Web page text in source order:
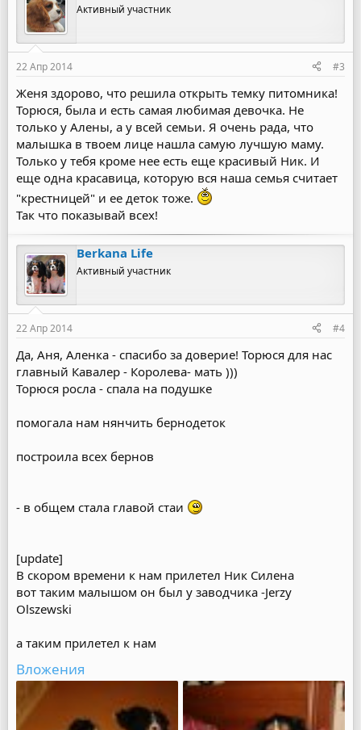
Активный участник
22 Апр 2014 #3
Женя здорово, что решила открыть темку питомника!
Торюся, была и есть самая любимая девочка. Не
только у Алены, а у всей семьи. Я очень рада, что
малышка в твоем лице нашла самую лучшую маму.
Только у тебя кроме нее есть еще красивый Ник. И
еще одна красавица, которую вся наша семья считает
"крестницей" и ее деток тоже.
Так что показывай всех!
Berkana Life
Активный участник
22 Апр 2014 #4
Да, Аня, Аленка - спасибо за доверие! Торюся для нас
главный Кавалер - Королева- мать )))
Торюся росла - спала на подушке
помогала нам нянчить бернодеток
построила всех бернов
- в общем стала главой стаи
[update]
В скором времени к нам прилетел Ник Силена
вот таким малышом он был у заводчика -‎Jerzy
Olszewski
а таким прилетел к нам
Вложения